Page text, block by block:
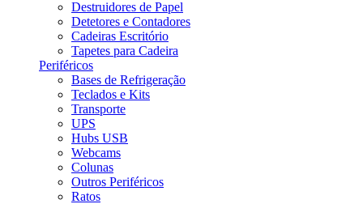
Destruidores de Papel
Detetores e Contadores
Cadeiras Escritório
Tapetes para Cadeira
Periféricos
Bases de Refrigeração
Teclados e Kits
Transporte
UPS
Hubs USB
Webcams
Colunas
Outros Periféricos
Ratos